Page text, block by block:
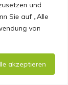
und
Sie auf „Alle
von
akzeptieren